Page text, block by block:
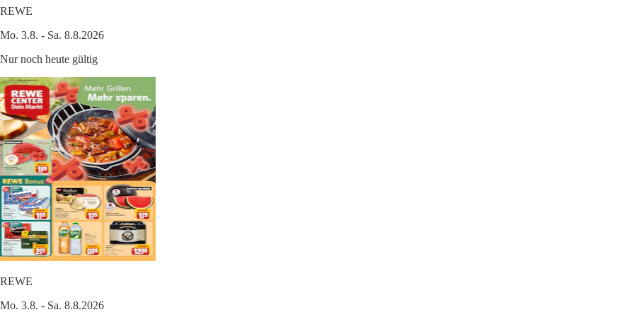
REWE
Mo. 3.8. - Sa. 8.8.2026
Nur noch heute gültig
REWE
Mo. 3.8. - Sa. 8.8.2026